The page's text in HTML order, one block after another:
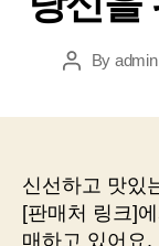
PostBy admin
신선하고 맛있
[판매처 링크]
매하고 있어요.